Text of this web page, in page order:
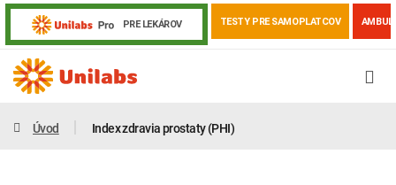
PRE LEKÁROV TESTY PRE SAMOPLATCOV
Úvod Index zdravia prostaty (PHI)